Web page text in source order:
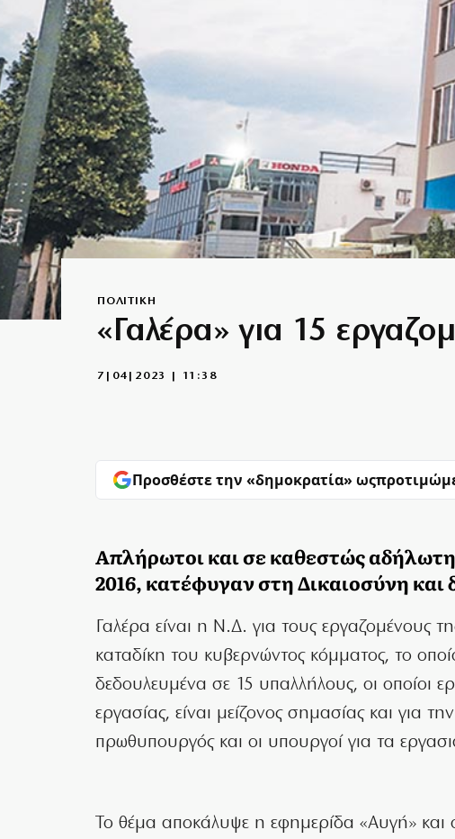
ΠΟΛΙΤΙΚΗ
«Γαλέρα» για 15
7|04|2023 | 11:38
Προσθέστε την «δημοκρατία» ως
Απλήρωτοι και σε καθεστώς
2016, κατέφυγαν στη Δικαιοσύνη και
Γαλέρα είναι η Ν.Δ. για τους εργαζομένους
καταδίκη του κυβερνώντος κόμματος, το
δεδουλευμένα σε 15 υπαλλήλους, οι οποίοι
εργασίας, είναι μείζονος σημασίας και για
πρωθυπουργός και οι υπουργοί για τα
Το θέμα αποκάλυψε η εφημερίδα «Αυγή» και